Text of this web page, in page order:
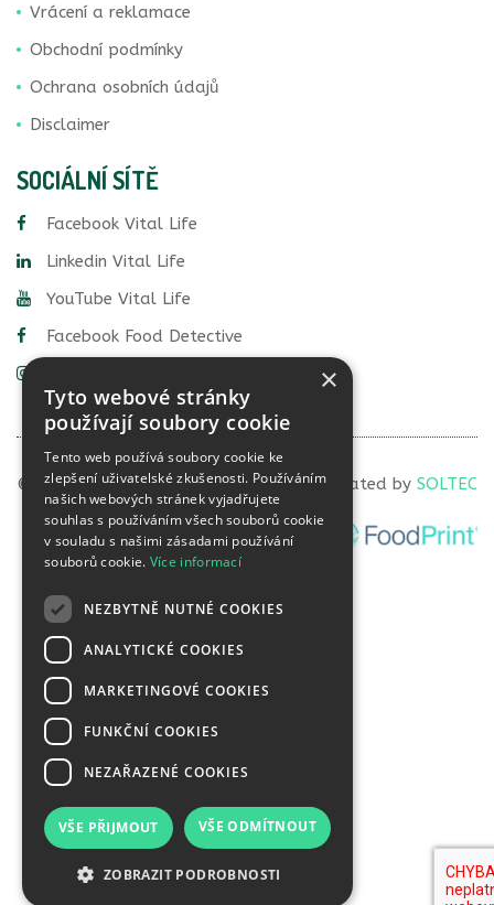
Vrácení a reklamace
Obchodní podmínky
Ochrana osobních údajů
Disclaimer
SOCIÁLNÍ SÍTĚ
Facebook Vital Life
Linkedin Vital Life
YouTube Vital Life
Facebook Food Detective
© 2023 VITAL LIFE diagnostics, s.r.o. | Created by SOLTEC
×
Tyto webové stránky
používají soubory cookie
Tento web používá soubory cookie ke
zlepšení uživatelské zkušenosti. Používáním
našich webových stránek vyjadřujete
souhlas s používáním všech souborů cookie
v souladu s našimi zásadami používání
souborů cookie. Více informací
NEZBYTNĚ NUTNÉ COOKIES
ANALYTICKÉ COOKIES
MARKETINGOVÉ COOKIES
FUNKČNÍ COOKIES
NEZAŘAZENÉ COOKIES
VŠE PŘIJMOUT VŠE ODMÍTNOUT
ZOBRAZIT PODROBNOSTI